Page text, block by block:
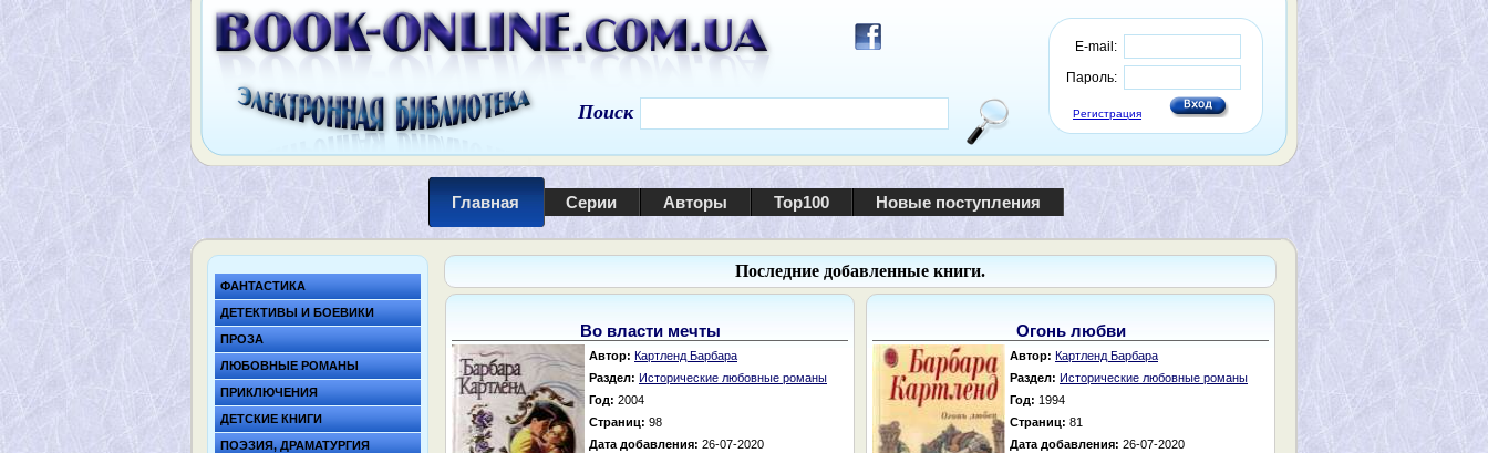
E-mail:
Пароль:
Регистрация
Поиск
Главная Серии Авторы Top100 Новые поступления
ФАНТАСТИКА
ДЕТЕКТИВЫ И БОЕВИКИ
ПРОЗА
ЛЮБОВНЫЕ РОМАНЫ
ПРИКЛЮЧЕНИЯ
ДЕТСКИЕ КНИГИ
ПОЭЗИЯ, ДРАМАТУРГИЯ
Последние добавленные книги.
Во власти мечты
Автор: Картленд Барбара
Раздел: Исторические любовные романы
Год: 2004
Страниц: 98
Дата добавления: 26-07-2020
Огонь любви
Автор: Картленд Барбара
Раздел: Исторические любовные романы
Год: 1994
Страниц: 81
Дата добавления: 26-07-2020